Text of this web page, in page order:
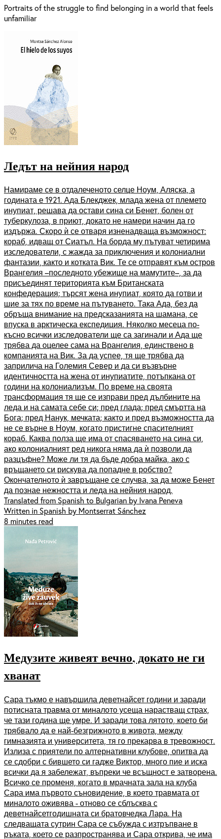
Portraits of the struggle to find belonging in a world that feels
unfamiliar
Ледът на нейния народ
Намираме се в отдалеченото селце Ноум, Аляска, а
годината е 1921. Ада Блекджек, млада жена от племето
инупиат, решава да остави сина си Бенет, болен от
туберкулоза, в приют, докато не намери начин да го
издържа. Скоро ѝ се отваря изненадваща възможност:
кораб, идващ от Сиатъл. На борда му пътуват четирима
изследователи, с жажда за приключения и колониални
фантазии, както и котката Вик. Те се отправят към остров
Врангелия –последното убежище на мамутите–, за да
присъединят територията към Британската
конфедерация; търсят жена инупиат, която да готви и
шие за тях по време на пътуването. Така Ада, без да
обръща внимание на предсказанията на шамана, се
впуска в арктическа експедиция. Няколко месеца по-
късно всички изследователи ще са загинали и Ада ще
трябва да оцелее сама на Врангелия, единствено в
компанията на Вик. За да успее, тя ще трябва да
заприлича на Големия Север и да си възвърне
идентичността на жена от инупиатите, потъпкана от
години на колониализъм. По време на своята
трансформация тя ще се изправи пред дълбините на
леда и на самата себе си; пред глада; пред смъртта на
Бога; пред Нанук, мечката; както и пред възможността да
не се върне в Ноум, когато пристигне спасителният
кораб. Каква полза ще има от спасяването на сина си,
ако колониалният ред никога няма да ѝ позволи да
разцъфне? Може ли тя да бъде добра майка, ако с
връщането си рискува да попадне в робство?
Окончателното ѝ завръщане се случва, за да може Бенет
да познае нежността и леда на нейния народ.
Translated from Spanish to Bulgarian by Ivana Peneva
Written in Spanish by Montserrat Sánchez
8 minutes read
Медузите живеят вечно, докато не ги
хванат
Сара тъкмо е навършила деветнайсет години и заради
потисната травма от миналото усеща нарастващ страх,
че тази година ще умре. И заради това лятото, което би
трябвало да е най-безгрижното в живота, между
гимназията и университета, тя го прекарва в тревожност.
Излиза с приятели по алтернативни клубове, опитва да
се сдобри с бившето си гадже Виктор, много пие и иска
всички да я забележат, въпреки че всъщност е затворена.
Всичко се променя, когато в мрачната зала на клуба
Сара има първото съновидение, в което травмата от
миналото оживява - отново се сблъсква с
деветнайсетгодишната си братовчедка Лара. На
следващата сутрин Сара се събужда с изтръпване в
ръката, което се разпространява и Сара открива, че има